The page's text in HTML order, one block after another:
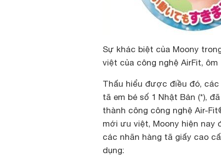
Sự khác biệt của Moony
việt của công nghệ AirFit,
Thấu hiểu được điều đó, các
tã em bé số 1 Nhật Bản (*),
thành công công nghệ Air-
mới ưu việt, Moony hiện
các nhãn hàng tã giấy cao
dụng: